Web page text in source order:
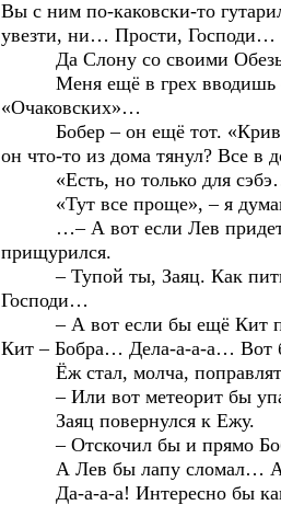
Вы с ним по-каковски-то
увезти, ни… Прости, Господи…
Да Слону со своими
Меня ещё в грех вводишь с
«Очаковских»…
Бобер – он ещё тот. «Криво
он что-то из дома тянул? Все в
«Есть, но только для
«Тут все проще», – я
…– А вот если Лев придет с
прищурился.
– Тупой ты, Заяц. Как пить
Господи…
– А вот если бы ещё Кит
Кит – Бобра… Дела-а-а-а… Вот
Ёж стал, молча, поправлять
– Или вот метеорит бы
Заяц повернулся к Ежу.
– Отскочил бы и прямо
А Лев бы лапу сломал…
Да-а-а-а! Интересно бы